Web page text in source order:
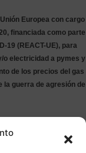
Europea con cargo
financiada como parte
19 (REACT-UE), para
o electricidad a pymes y
de los precios del gas
la guerra de agresión de